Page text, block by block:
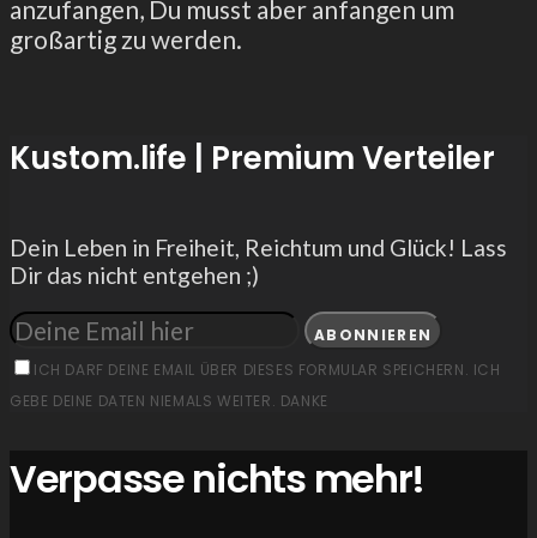
Kustom.life | Premium Verteiler
Dein Leben in Freiheit, Reichtum und Glück! Lass
Dir das nicht entgehen ;)
ABONNIEREN
ICH DARF DEINE EMAIL ÜBER DIESES FORMULAR SPEICHERN. ICH
GEBE DEINE DATEN NIEMALS WEITER. DANKE
Verpasse nichts mehr!